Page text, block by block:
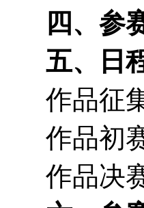
四、参
五、日
作品征
作品初
作品决